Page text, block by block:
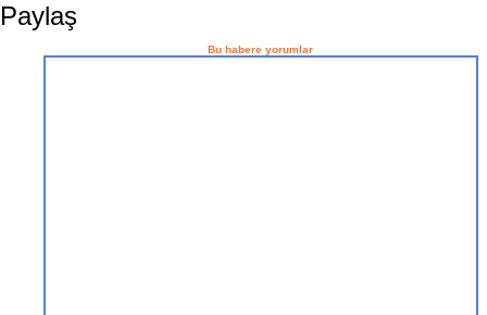
Paylaş
Bu habere yorumlar